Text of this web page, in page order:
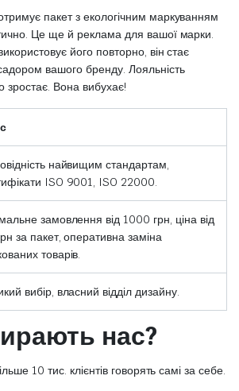
пакет з екологічним маркуванням
Це ще й реклама для вашої марки.
його повторно, він стає
вашого бренду. Лояльність
зростає. Вона вибухає!
найвищим стандартам,
ISO 9001, ISO 22000.
замовлення від 1000 грн, ціна від
за пакет, оперативна заміна
товарів.
вибір, власний відділ дизайну.
нас?
10 тис. клієнтів говорять самі за себе.